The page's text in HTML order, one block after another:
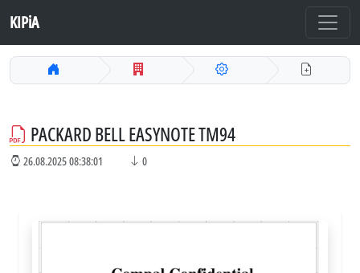
KIPiA
PACKARD BELL EASYNOTE TM94
26.08.2025 08:38:01 0